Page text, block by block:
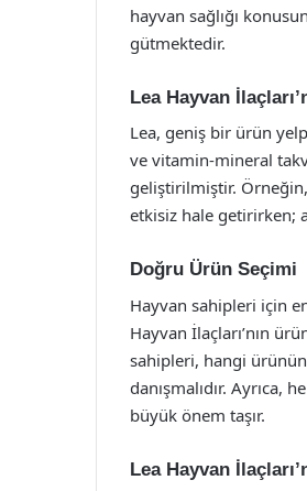
hayvan sağlığı
gütmektedir.
Lea Hayvan
Lea, geniş bir ürün
ve vitamin-mineral
geliştirilmiştir. Örneğin,
etkisiz hale getirirken;
Doğru Ürün Seçimi
Hayvan sahipleri için
Hayvan İlaçları’nın
sahipleri, hangi
danışmalıdır. Ayrıca,
büyük önem taşır.
Lea Hayvan